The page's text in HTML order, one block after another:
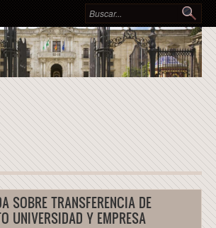
Formulario de búsqueda
SOBRE TRANSFERENCIA DE
UNIVERSIDAD Y EMPRESA